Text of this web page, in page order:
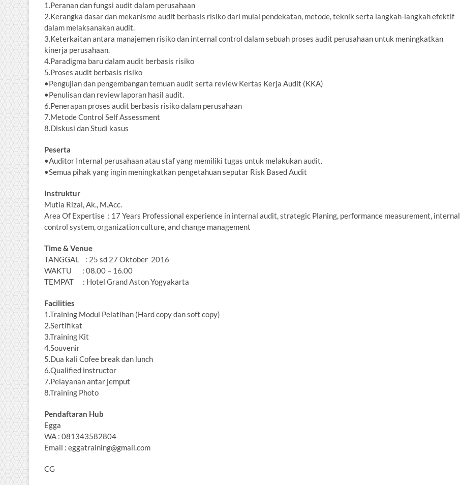
1.Peranan dan fungsi audit dalam perusahaan
2.Kerangka dasar dan mekanisme audit berbasis risiko dari mulai pendekatan, metode, teknik serta langkah-langkah efektif
dalam melaksanakan audit.
3.Keterkaitan antara manajemen risiko dan internal control dalam sebuah proses audit perusahaan untuk meningkatkan
kinerja perusahaan.
4.Paradigma baru dalam audit berbasis risiko
5.Proses audit berbasis risiko
•Pengujian dan pengembangan temuan audit serta review Kertas Kerja Audit (KKA)
•Penulisan dan review laporan hasil audit.
6.Penerapan proses audit berbasis risiko dalam perusahaan
7.Metode Control Self Assessment
8.Diskusi dan Studi kasus
Peserta
•Auditor Internal perusahaan atau staf yang memiliki tugas untuk melakukan audit.
•Semua pihak yang ingin meningkatkan pengetahuan seputar Risk Based Audit
Instruktur
Mutia Rizal, Ak., M.Acc.
Area Of Expertise : 17 Years Professional experience in internal audit, strategic Planing, performance measurement, internal
control system, organization culture, and change management
Time & Venue
TANGGAL : 25 sd 27 Oktober 2016
WAKTU : 08.00 – 16.00
TEMPAT : Hotel Grand Aston Yogyakarta
Facilities
1.Training Modul Pelatihan (Hard copy dan soft copy)
2.Sertifikat
3.Training Kit
4.Souvenir
5.Dua kali Cofee break dan lunch
6.Qualified instructor
7.Pelayanan antar jemput
8.Training Photo
Pendaftaran Hub
Egga
WA : 081343582804
Email : eggatraining@gmail.com
CG